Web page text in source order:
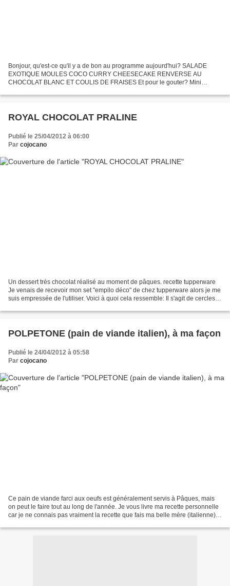
Bonjour, qu'est-ce qu'il y a de bon au programme aujourd'hui? SALADE
EXOTIQUE MOULES COCO CURRY CHEESECAKE RENVERSE AU
CHOCOLAT BLANC ET COULIS DE FRAISES Et pour le gouter? Mini
ROYAL CHOCOLAT PRALINE
Publié le 25/04/2012 à 06:00
Par cojocano
Un dessert très chocolat réalisé au moment de pâques. recette tupperware
Je venais de recevoir mon set "empilo déco" de chez tupperware alors je me
suis empressée de l'utiliser. Voici à quoi cela ressemble: Il s'agit de cercles
POLPETONE (pain de viande italien), à ma façon
Publié le 24/04/2012 à 05:58
Par cojocano
Ce pain de viande farci aux oeufs est généralement servis à Pâques, mais
on peut le faire tout au long de l'année. Je vous livre ma recette personnelle
car je ne connais pas vraiment la recette que fais ma belle mère (italienne).